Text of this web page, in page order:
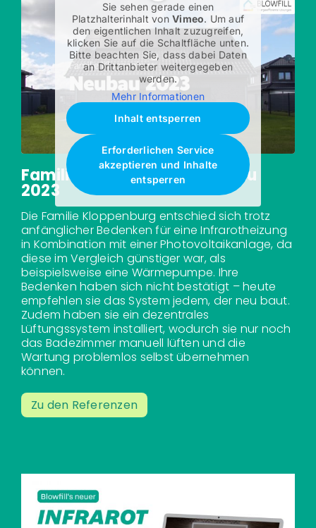
Sie sehen gerade einen
Platzhalterinhalt vonVimeo. Um auf
den eigentlichen Inhalt zuzugreifen,
klicken Sie auf die Schaltfläche unten.
Bitte beachten Sie, dass dabei Daten
an Drittanbieter weitergegeben
werden.
Mehr Informationen
Inhalt entsperren
Erforderlichen Service
akzeptieren und Inhalte
entsperren
Familie Kloppenburg: Neubau
2023
Die Familie Kloppenburg entschied sich trotz
anfänglicher Bedenken für eine Infrarotheizung
in Kombination mit einer Photovoltaikanlage, da
diese im Vergleich günstiger war, als
beispielsweise eine Wärmepumpe. Ihre
Bedenken haben sich nicht bestätigt – heute
empfehlen sie das System jedem, der neu baut.
Zudem haben sie ein dezentrales
Lüftungssystem installiert, wodurch sie nur noch
das Badezimmer manuell lüften und die
Wartung problemlos selbst übernehmen
können.
Zu den Referenzen